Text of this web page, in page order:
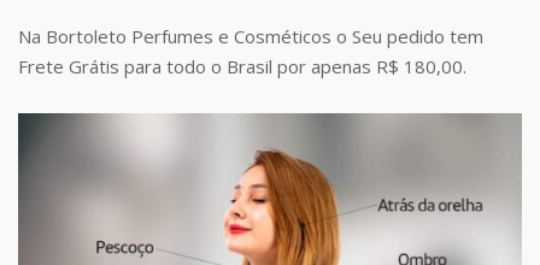
Na Bortoleto Perfumes e Cosméticos o Seu pedido tem
Frete Grátis para todo o Brasil por apenas R$ 180,00.